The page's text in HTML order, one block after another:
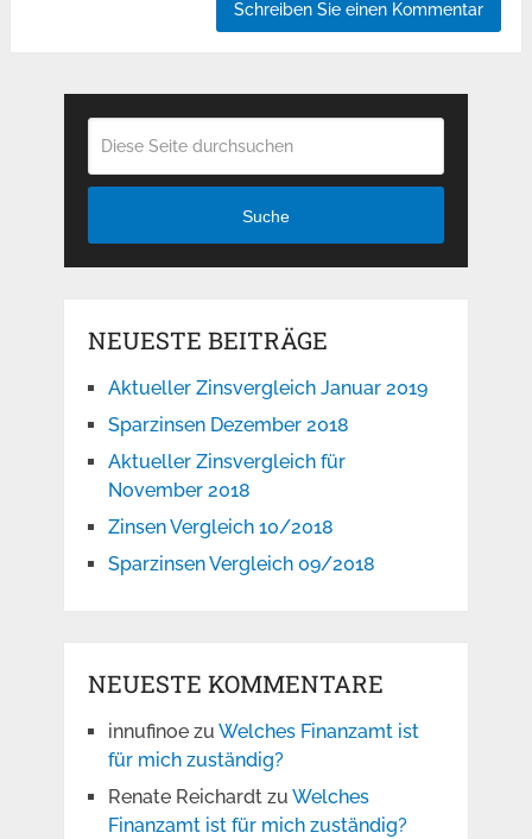
Suche
NEUESTE BEITRÄGE
Aktueller Zinsvergleich Januar 2019
Sparzinsen Dezember 2018
Aktueller Zinsvergleich für
November 2018
Zinsen Vergleich 10/2018
Sparzinsen Vergleich 09/2018
NEUESTE KOMMENTARE
innufinoezu Welches Finanzamt ist
für mich zuständig?
Renate Reichardtzu Welches
Finanzamt ist für mich zuständig?